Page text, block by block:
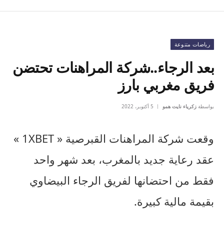
رياضات متنوعة
بعد الرجاء..شركة المراهنات تحتضن
فريق مغربي بارز
بواسطة زكرياء نايت همو 5 أكتوبر، 2022
وقعت شركة المراهنات القبرصية « 1XBET »
عقد رعاية جديد بالمغرب، بعد شهر واحد
فقط من احتضانها لفريق الرجاء البيضاوي
بقيمة مالية كبيرة.